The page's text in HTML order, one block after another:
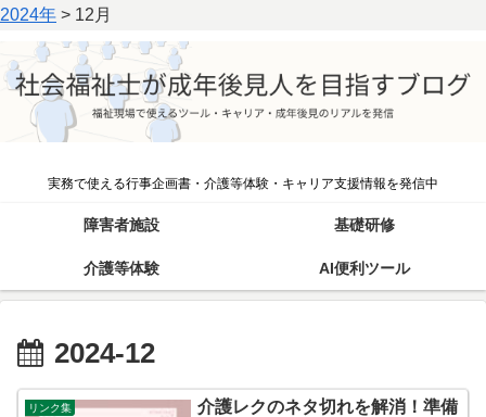
2024年 > 12月
実務で使える行事企画書・介護等体験・キャリア支援情報を発信中
障害者施設 基礎研修
介護等体験 AI便利ツール
2024-12
リンク集
介護レクのネタ切れを解消！準備